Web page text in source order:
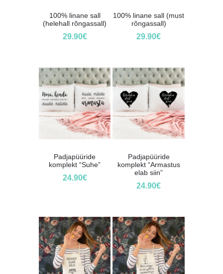
100% linane sall
(helehall rõngassall)
29.90€
100% linane sall (must
rõngassall)
29.90€
Padjapüüride
komplekt “Suhe”
24.90€
Padjapüüride
komplekt “Armastus
elab siin”
24.90€